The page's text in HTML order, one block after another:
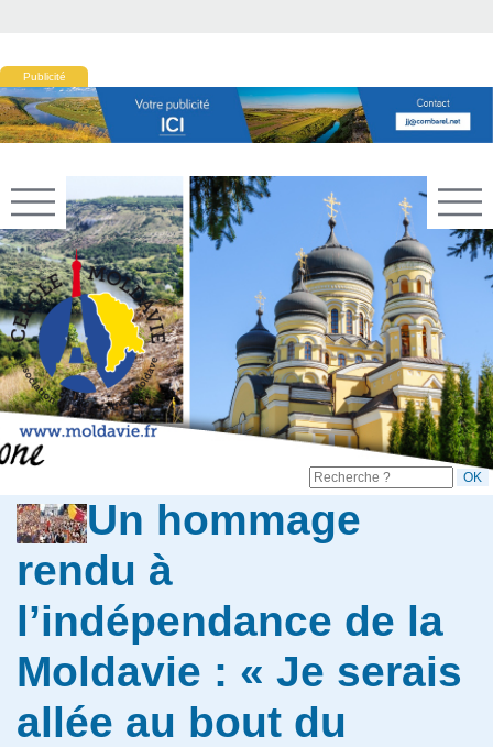
Publicité
Un hommage
rendu à
l’indépendance de la
Moldavie : « Je serais
allée au bout du